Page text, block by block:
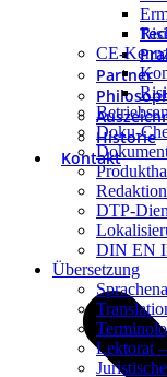
Partner
Historie
Kontakt
CE-
Doku-
DTP-
DIN EN
Übersetzung
Lektorat